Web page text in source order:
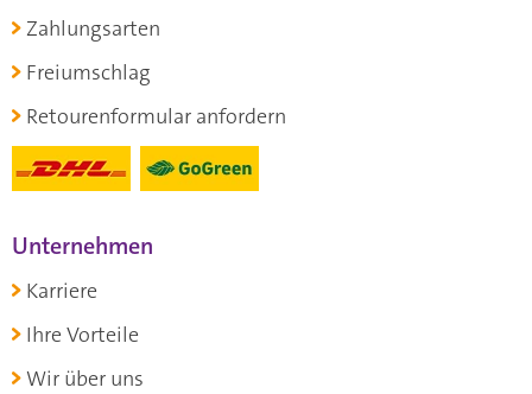
Zahlungsarten
Freiumschlag
Retourenformular anfordern
Unternehmen
Karriere
Ihre Vorteile
Wir über uns